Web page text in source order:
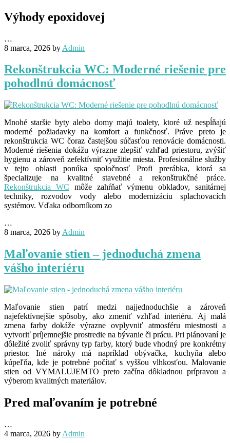
Výhody epoxidovej
…
8 marca, 2026 by Admin
Rekonštrukcia WC: Moderné riešenie pre
pohodlnú domácnosť
Mnohé staršie byty alebo domy majú toalety, ktoré už nespĺňajú
moderné požiadavky na komfort a funkčnosť. Práve preto je
rekonštrukcia WC čoraz častejšou súčasťou renovácie domácnosti.
Moderné riešenia dokážu výrazne zlepšiť vzhľad priestoru, zvýšiť
hygienu a zároveň zefektívniť využitie miesta. Profesionálne služby
v tejto oblasti ponúka spoločnosť Profi prerábka, ktorá sa
špecializuje na kvalitné stavebné a rekonštrukčné práce.
Rekonštrukcia WC môže zahŕňať výmenu obkladov, sanitárnej
techniky, rozvodov vody alebo modernizáciu splachovacích
systémov. Vďaka odborníkom zo
…
8 marca, 2026 by Admin
Maľovanie stien – jednoduchá zmena
vášho interiéru
Maľovanie stien patrí medzi najjednoduchšie a zároveň
najefektívnejšie spôsoby, ako zmeniť vzhľad interiéru. Aj malá
zmena farby dokáže výrazne ovplyvniť atmosféru miestnosti a
vytvoriť príjemnejšie prostredie na bývanie či prácu. Pri plánovaní je
dôležité zvoliť správny typ farby, ktorý bude vhodný pre konkrétny
priestor. Iné nároky má napríklad obývačka, kuchyňa alebo
kúpeľňa, kde je potrebné počítať s vyššou vlhkosťou. Malovanie
stien od VYMALUJEMTO preto začína dôkladnou prípravou a
výberom kvalitných materiálov.
Pred maľovaním je potrebné
…
4 marca, 2026 by Admin